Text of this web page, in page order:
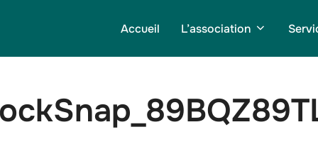
Accueil L’association